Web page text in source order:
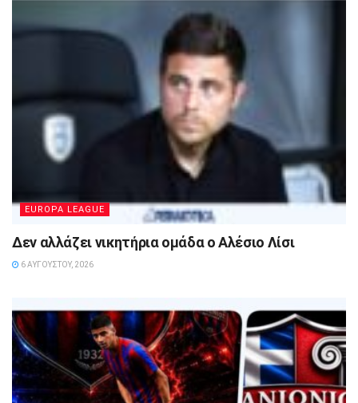
EUROPA LEAGUE
Δεν αλλάζει νικητήρια ομάδα ο Αλέσιο Λίσι
6 ΑΥΓΟΎΣΤΟΥ, 2026